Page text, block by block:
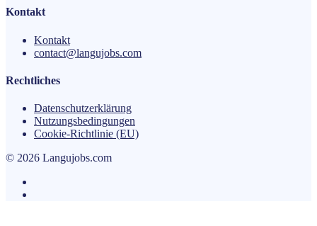
Kontakt
Kontakt
contact@langujobs.com
Rechtliches
Datenschutzerklärung
Nutzungsbedingungen
Cookie-Richtlinie (EU)
© 2026 Langujobs.com